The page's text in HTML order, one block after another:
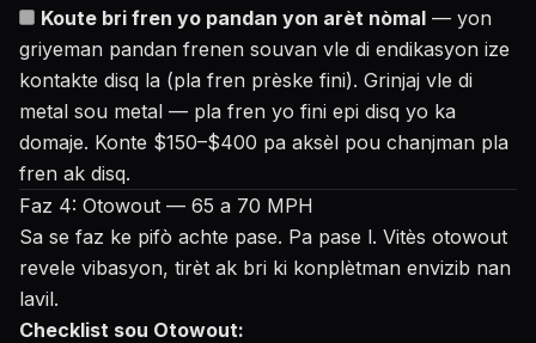
Koute bri fren yo pandan yon arèt nòmal — yon
griyeman pandan frenen souvan vle di endikasyon ize
kontakte disq la (pla fren prèske fini). Grinjaj vle di
metal sou metal — pla fren yo fini epi disq yo ka
domaje. Konte $150–$400 pa aksèl pou chanjman pla
fren ak disq.
Faz 4: Otowout — 65 a 70 MPH
Sa se faz ke pifò achte pase. Pa pase l. Vitès otowout
revele vibasyon, tirèt ak bri ki konplètman envizib nan
lavil.
Checklist sou Otowout: